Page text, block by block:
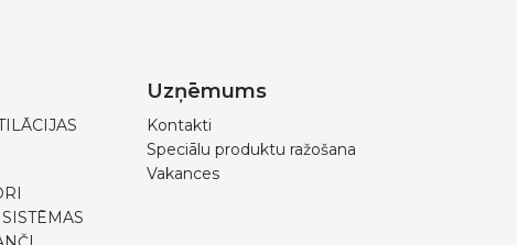
Uzņēmums
Kontakti
Speciālu produktu ražošana
Vakances